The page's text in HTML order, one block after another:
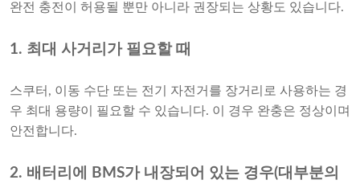
완전 충전이 허용될 뿐만 아니라 권장되는 상황도 있습니다.
1. 최대 사거리가 필요할 때
스쿠터, 이동 수단 또는 전기 자전거를 장거리로 사용하는 경
우 최대 용량이 필요할 수 있습니다. 이 경우 완충은 정상이며
안전합니다.
2. 배터리에 BMS가 내장되어 있는 경우(대부분의